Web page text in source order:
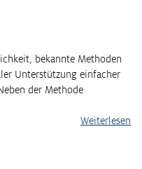
bekannte Methoden
Unterstützung einfacher
der Methode
Weiterlesen